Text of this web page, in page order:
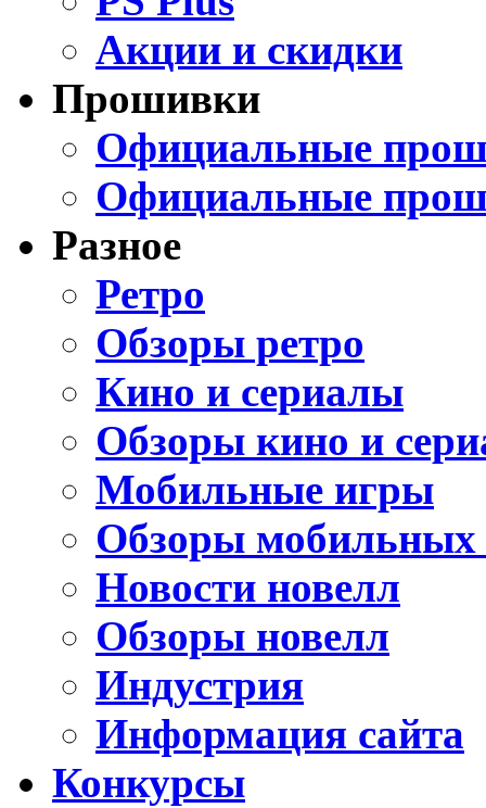
Акции и скидки
Прошивки
Официальные
Официальные
Разное
Ретро
Обзоры ретро
Кино и сериалы
Обзоры кино и
Мобильные игры
Обзоры мобильных
Новости новелл
Обзоры новелл
Индустрия
Информация сайта
Конкурсы